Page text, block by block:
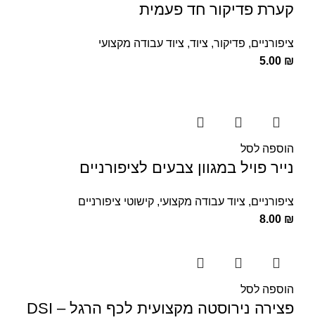
קערת פדיקור חד פעמית
ציפורניים, פדיקור, ציוד, ציוד עבודה מקצועי
5.00 ₪
הוספה לסל
נייר פויל במגוון צבעים לציפורניים
ציפורניים, ציוד עבודה מקצועי, קישוטי ציפורניים
8.00 ₪
הוספה לסל
פצירה נירוסטה מקצועית לכף הרגל – DSI